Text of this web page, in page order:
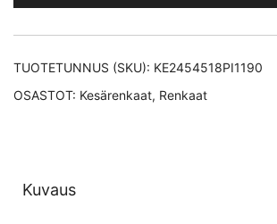
kesärengas
245/45-
18
TUOTETUNNUS (SKU): KE2454518PI1190
OSASTOT: Kesärenkaat, Renkaat
Kuvaus